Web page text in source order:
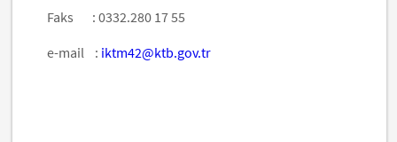
Faks : 0332.280 17 55
e-mail : iktm42@ktb.gov.tr